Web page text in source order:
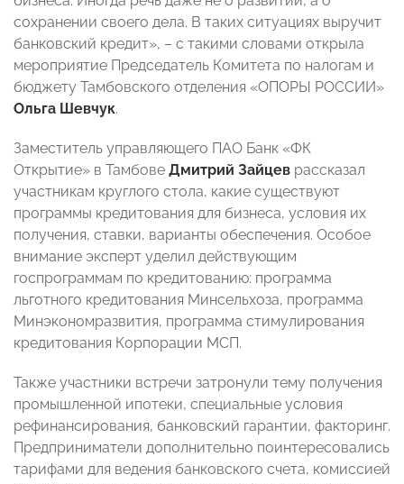
сохранении своего дела. В таких ситуациях выручит
банковский кредит», – с такими словами открыла
мероприятие Председатель Комитета по налогам и
бюджету Тамбовского отделения «ОПОРЫ РОССИИ»
Ольга Шевчук.
Заместитель управляющего ПАО Банк «ФК
Открытие» в Тамбове Дмитрий Зайцев рассказал
участникам круглого стола, какие существуют
программы кредитования для бизнеса, условия их
получения, ставки, варианты обеспечения. Особое
внимание эксперт уделил действующим
госпрограммам по кредитованию: программа
льготного кредитования Минсельхоза, программа
Минэкономразвития, программа стимулирования
кредитования Корпорации МСП.
Также участники встречи затронули тему получения
промышленной ипотеки, специальные условия
рефинансирования, банковский гарантии, факторинг.
Предприниматели дополнительно поинтересовались
тарифами для ведения банковского счета, комиссией